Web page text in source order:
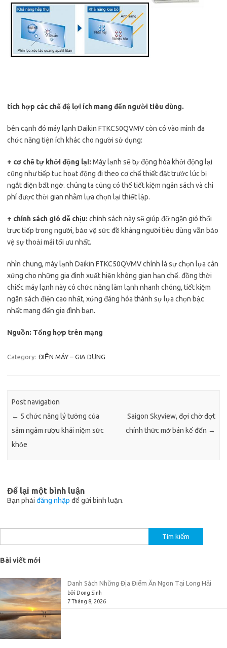
tích hợp các chế đệ lợi ích mang đến người tiêu dùng.
bên cạnh đó máy lạnh Daikin FTKC50QVMV còn có vào mình đa
chức năng tiện ích khác cho người sử dụng:
+ cơ chế tự khởi động lại: Máy lạnh sẽ tự động hóa khởi động lại
cũng như tiếp tục hoạt động đi theo cơ chế thiết đặt trước lúc bị
ngắt điện bất ngờ. chúng ta cũng có thể tiết kiệm ngân sách và chi
phí được thời gian nhằm lựa chọn lại thiết lập.
+ chính sách gió dễ chịu: chính sách này sẽ giúp đỡ ngăn gió thổi
trực tiếp trong người, bảo vệ sức đề kháng người tiêu dùng vẫn bảo
vệ sự thoải mái tối ưu nhất.
nhìn chung, máy lạnh Daikin FTKC50QVMV chính là sự chọn lựa cân
xứng cho những gia đình xuất hiện không gian hạn chế. đồng thời
chiếc máy lạnh này có chức năng làm lạnh nhanh chóng, tiết kiệm
ngân sách điện cao nhất, xứng đáng hóa thành sự lựa chọn bậc
nhất mang đến gia đình bạn.
Nguồn: Tổng hợp trên mạng
Category: ĐIỆN MÁY – GIA DỤNG
Post navigation
← 5 chức năng lý tưởng của
sâm ngâm rượu khái niệm sức
khỏe
Saigon Skyview, đợi chờ đợt
chính thức mở bán kế đến →
Để lại một bình luận
Bạn phải đăng nhập để gửi bình luận.
kiếm
cho:
Bài viết mới
Danh Sách Những Địa Điểm Ăn Ngon Tại Long Hải
bởi Dong Sinh
7 Tháng 8, 2026